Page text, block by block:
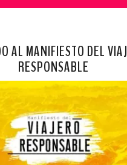
AL MANIFIESTO DEL
RESPONSABLE